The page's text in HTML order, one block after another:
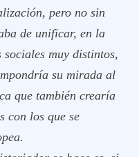
, pero no sin
de unificar, en la
muy distintos,
su mirada al
que también crearía
con los que se